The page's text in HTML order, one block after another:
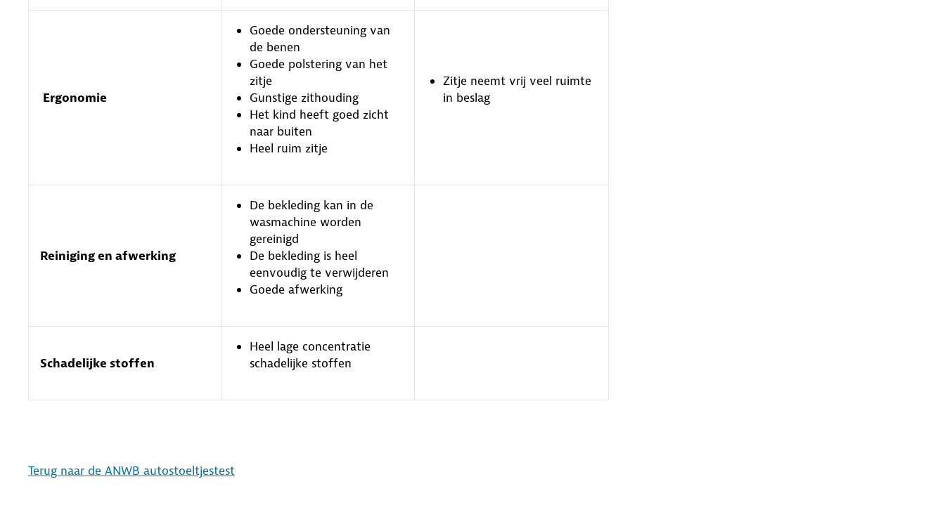
Ergonomie
Goede ondersteuning van
de benen
Goede polstering van het
zitje
Gunstige zithouding
Het kind heeft goed zicht
naar buiten
Heel ruim zitje
Zitje neemt vrij veel ruimte
in beslag
Reiniging en afwerking
De bekleding kan in de
wasmachine worden
gereinigd
De bekleding is heel
eenvoudig te verwijderen
Goede afwerking
Schadelijke stoffen
Heel lage concentratie
schadelijke stoffen
Terug naar de ANWB autostoeltjestest